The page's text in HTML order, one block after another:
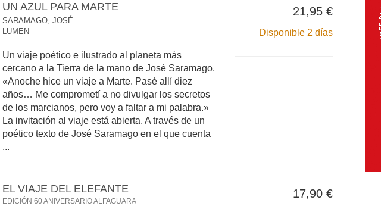
UN AZUL PARA MARTE
SARAMAGO, JOSÉ
LUMEN
Un viaje poético e ilustrado al planeta más
cercano a la Tierra de la mano de José Saramago.
«Anoche hice un viaje a Marte. Pasé allí diez
años… Me comprometí a no divulgar los secretos
de los marcianos, pero voy a faltar a mi palabra.»
La invitación al viaje está abierta. A través de un
poético texto de José Saramago en el que cuenta
...
21,95 €
Disponible 2 días
EL VIAJE DEL ELEFANTE
EDICIÓN 60 ANIVERSARIO ALFAGUARA
17,90 €